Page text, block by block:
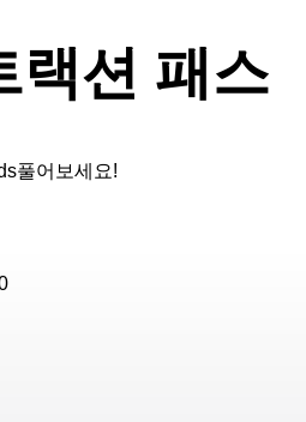
랙션 패스
풀어보세요!